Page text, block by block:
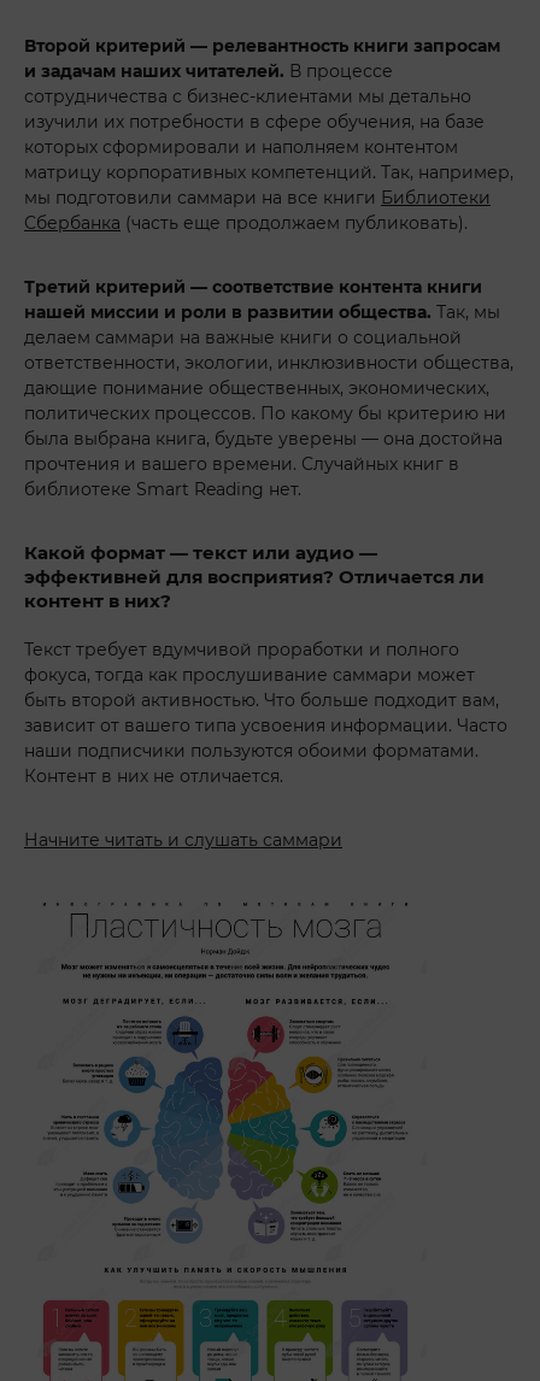
Второй критерий — релевантность книги запросам
и задачам наших читателей. В процессе
сотрудничества с бизнес-клиентами мы детально
изучили их потребности в сфере обучения, на базе
которых сформировали и наполняем контентом
матрицу корпоративных компетенций. Так, например,
мы подготовили саммари на все книги Библиотеки
Сбербанка (часть еще продолжаем публиковать).
Третий критерий — соответствие контента книги
нашей миссии и роли в развитии общества. Так, мы
делаем саммари на важные книги о социальной
ответственности, экологии, инклюзивности общества,
дающие понимание общественных, экономических,
политических процессов. По какому бы критерию ни
была выбрана книга, будьте уверены — она достойна
прочтения и вашего времени. Случайных книг в
библиотеке Smart Reading нет.
Какой формат — текст или аудио —
эффективней для восприятия? Отличается ли
контент в них?
Текст требует вдумчивой проработки и полного
фокуса, тогда как прослушивание саммари может
быть второй активностью. Что больше подходит вам,
зависит от вашего типа усвоения информации. Часто
наши подписчики пользуются обоими форматами.
Контент в них не отличается.
Начните читать и слушать саммари